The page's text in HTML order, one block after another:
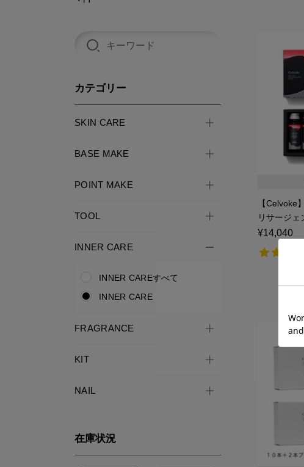
カテゴリー
SKIN CARE
BASE MAKE
POINT MAKE
TOOL
INNER CARE
INNER CAREすべて
INNER CARE
FRAGRANCE
KIT
NAIL
在庫状況
【Celvoke
リサージ
yamamoto
¥14,040